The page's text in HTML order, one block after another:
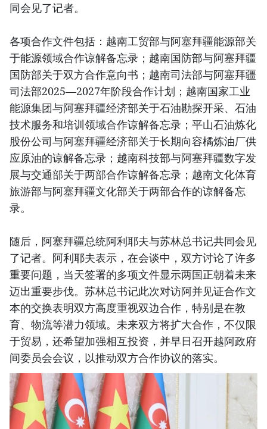
同会见了记者。
各项合作文件包括：越南工贸部与阿塞拜疆能源部关
于能源领域合作谅解备忘录；越南国防部与阿塞拜疆
国防部关于双方合作意向书；越南司法部与阿塞拜疆
司法部2025—2027年阶段合作计划；越南国家工业
能源集团与阿塞拜疆经济部关于石油勘探开采、石油
技术服务和培训领域合作谅解备忘录；平山石油炼化
股份公司与阿塞拜疆经济部关于长期向容橘炼油厂供
应原油的谅解备忘录；越南科技部与阿塞拜疆数字发
展与交通部关于两部合作谅解备忘录；越南文化体育
旅游部与阿塞拜疆文化部关于两部合作的谅解备忘
录。
随后，阿塞拜疆总统阿利耶夫与苏林总书记共同会见
了记者。阿利耶夫表示，在会谈中，双方讨论了许多
重要问题，当天签署的多项文件显示两国正朝着未来
迈出重要步伐。苏林总书记此次对访阿并见证合作文
本的交换表明双方高度重视双边合作，特别是在教
育、物流等潜力领域。未来双方将扩大合作，不仅限
于贸易，还希望加强相互投资，并早日召开越阿政府
间委员会会议，以推动双方合作协议的落实。